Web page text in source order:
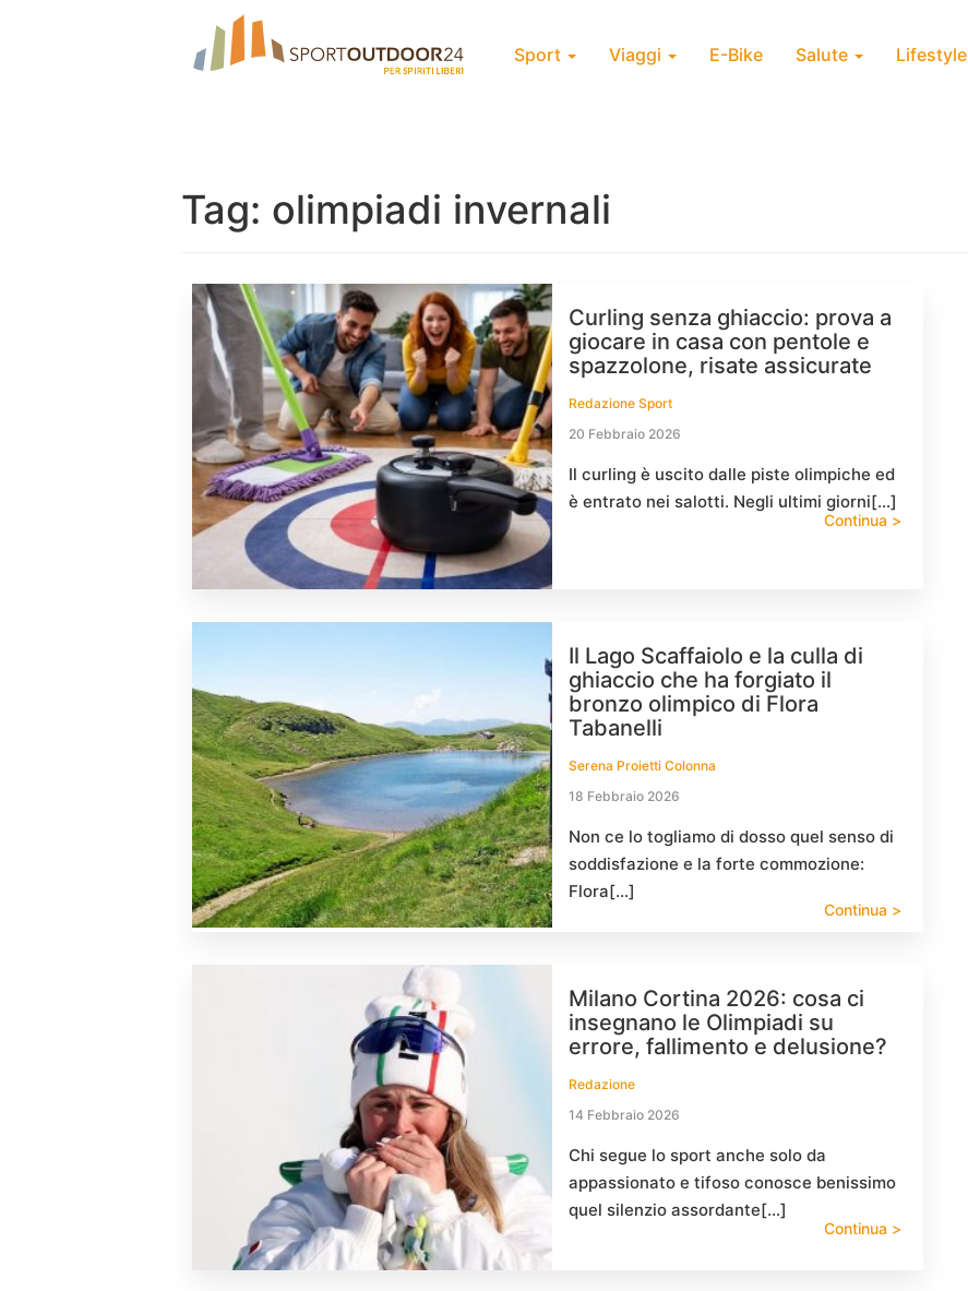
Sport Viaggi E-Bike Salute Lifestyle
Tag: olimpiadi invernali
Curling senza ghiaccio: prova a
giocare in casa con pentole e
spazzolone, risate assicurate
Redazione Sport
20 Febbraio 2026
Il curling è uscito dalle piste olimpiche ed
è entrato nei salotti. Negli ultimi giorni[…]
Continua >
Il Lago Scaffaiolo e la culla di
ghiaccio che ha forgiato il
bronzo olimpico di Flora
Tabanelli
Serena Proietti Colonna
18 Febbraio 2026
Non ce lo togliamo di dosso quel senso di
soddisfazione e la forte commozione:
Flora[…]
Continua >
Milano Cortina 2026: cosa ci
insegnano le Olimpiadi su
errore, fallimento e delusione?
Redazione
14 Febbraio 2026
Chi segue lo sport anche solo da
appassionato e tifoso conosce benissimo
quel silenzio assordante[…]
Continua >